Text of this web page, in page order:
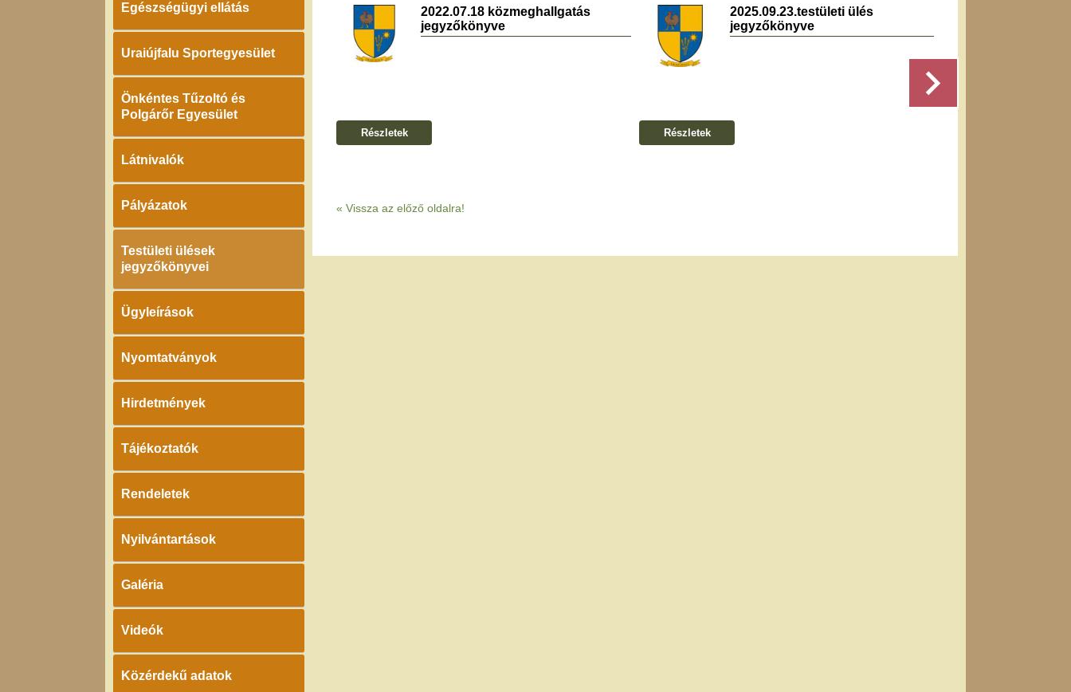
Egészségügyi ellátás
Uraiújfalu Sportegyesület
Önkéntes Tűzoltó és
Polgárőr Egyesület
Látnivalók
Pályázatok
Testületi ülések
jegyzőkönyvei
Ügyleírások
Nyomtatványok
Hirdetmények
Tájékoztatók
Rendeletek
Nyilvántartások
Galéria
Videók
Közérdekű adatok
2022.07.18 közmeghallgatás
jegyzőkönyve
Részletek
2025.09.23.testületi ülés
jegyzőkönyve
Részletek
« Vissza az előző oldalra!